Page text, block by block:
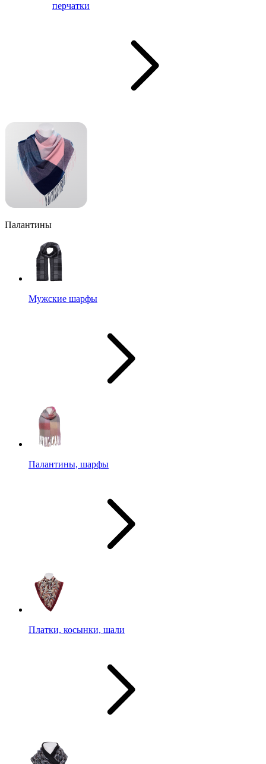
перчатки
Палантины
Мужские шарфы
Палантины, шарфы
Платки, косынки, шали